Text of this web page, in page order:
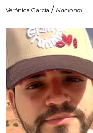
Verónica García / Nacional